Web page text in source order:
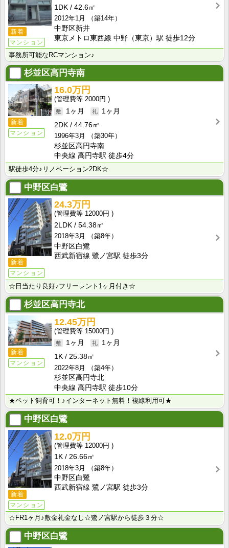
新着
マンション
1DK
42.6㎡
2012年1月
（築14年）
中野区新井
東京メトロ東西線 中野（東京）駅 徒歩12分
事務所可能なRCマンション♪
杉並区高円寺南
新着
マンション
16.0万円
2000円
1ヶ月
1ヶ月
2DK
44.76㎡
1996年3月
（築30年）
杉並区高円寺南
中央線 高円寺駅 徒歩4分
駅徒歩4分♪リノベーション2DK☆
中野区白鷺
新着
マンション
24.3万円
12000円
2LDK
54.38㎡
2018年3月
（築8年）
中野区白鷺
西武新宿線 鷺ノ宮駅 徒歩3分
☆日当たり良好♪フリーレント1ヶ月付き☆
杉並区高円寺北
新着
マンション
12.45万円
15000円
1ヶ月
1ヶ月
1K
25.38㎡
2022年8月
（築4年）
杉並区高円寺北
中央線 高円寺駅 徒歩10分
★ペット飼育可！♪インターネット無料！複線利用可★
中野区白鷺
新着
マンション
12.0万円
12000円
1K
26.66㎡
2018年3月
（築8年）
中野区白鷺
西武新宿線 鷺ノ宮駅 徒歩3分
☆FR1ヶ月♪敷金礼金なし☆鷺ノ宮駅から徒歩３分☆
中野区白鷺